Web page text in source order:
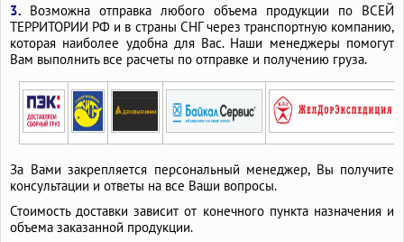
3. Возможна отправка любого объема продукции по ВСЕЙ
ТЕРРИТОРИИ РФ и в страны СНГ через транспортную компанию,
которая наиболее удобна для Вас. Наши менеджеры помогут
Вам выполнить все расчеты по отправке и получению груза.
За Вами закрепляется персональный менеджер, Вы получите
консультации и ответы на все Ваши вопросы.
Стоимость доставки зависит от конечного пункта назначения и
объема заказанной продукции.